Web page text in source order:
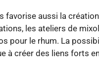
favorise aussi la création
les ateliers de
pour le rhum. La
à créer des liens forts